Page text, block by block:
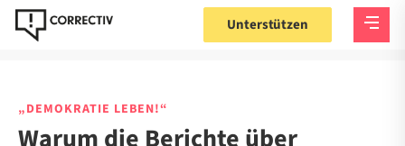
Unterstützen
„DEMOKRATIE LEBEN!“
Warum die Berichte über